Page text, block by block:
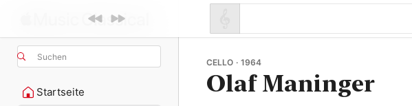
Suchen
Startseite
CELLO · 1964
Olaf Maninger